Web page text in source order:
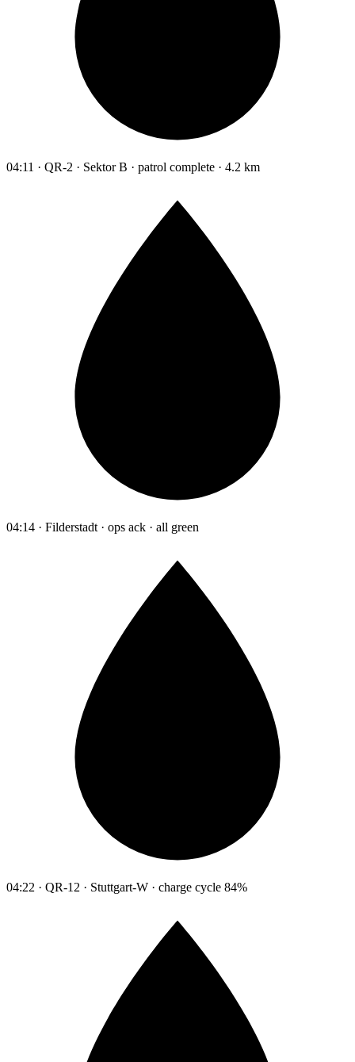
04:11 · QR-2 · Sektor B · patrol complete · 4.2 km
04:14 · Filderstadt · ops ack · all green
04:22 · QR-12 · Stuttgart-W · charge cycle 84%